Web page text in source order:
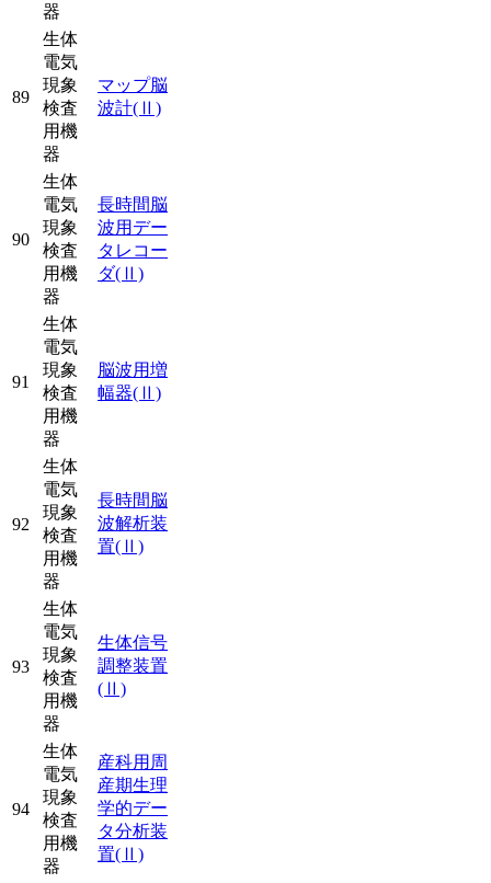
器
89
生体
電気
現象
検査
用機
器
マップ脳
波計(Ⅱ)
90
生体
電気
現象
検査
用機
器
長時間脳
波用デー
タレコー
ダ(Ⅱ)
91
生体
電気
現象
検査
用機
器
脳波用増
幅器(Ⅱ)
92
生体
電気
現象
検査
用機
器
長時間脳
波解析装
置(Ⅱ)
93
生体
電気
現象
検査
用機
器
生体信号
調整装置
(Ⅱ)
94
生体
電気
現象
検査
用機
器
産科用周
産期生理
学的デー
タ分析装
置(Ⅱ)